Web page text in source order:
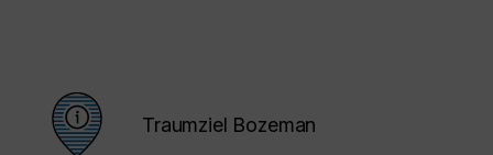
Traumziel Bozeman